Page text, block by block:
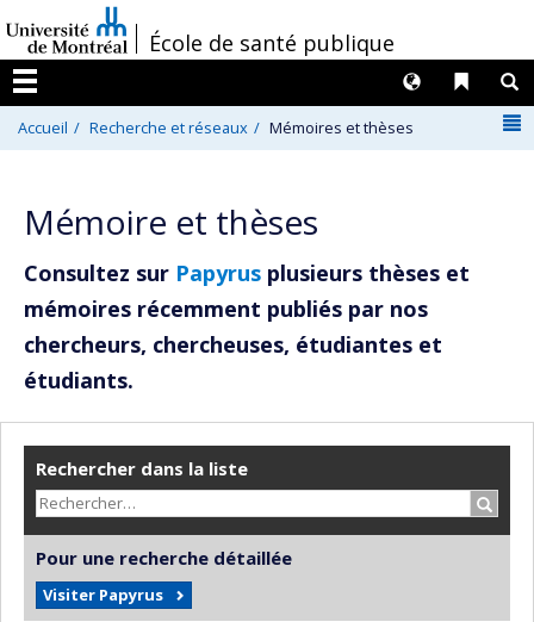
au
contenu
/École de santé publique
Menu
Liens
Langues
Accueil Recherche et réseaux Mémoires et thèses
Mémoire et thèses
Consultez sur Papyrus plusieurs thèses et
mémoires récemment publiés par nos
chercheurs, chercheuses, étudiantes et
étudiants.
Rechercher dans la liste
Pour une recherche détaillée
Visiter Papyrus